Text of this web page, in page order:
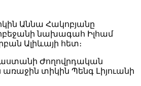
Աննա Հակոբյանը
նախագահ Իլհամ
Ալիևայի հետ։
Ժողովրդական
տիկին Պենգ Լիյուանի